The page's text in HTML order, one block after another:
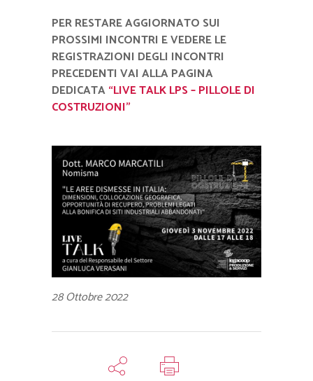
PER RESTARE AGGIORNATO SUI
PROSSIMI INCONTRI E VEDERE LE
REGISTRAZIONI DEGLI INCONTRI
PRECEDENTI VAI ALLA PAGINA
DEDICATA“LIVE TALK LPS – PILLOLE DI
COSTRUZIONI”
28 Ottobre 2022